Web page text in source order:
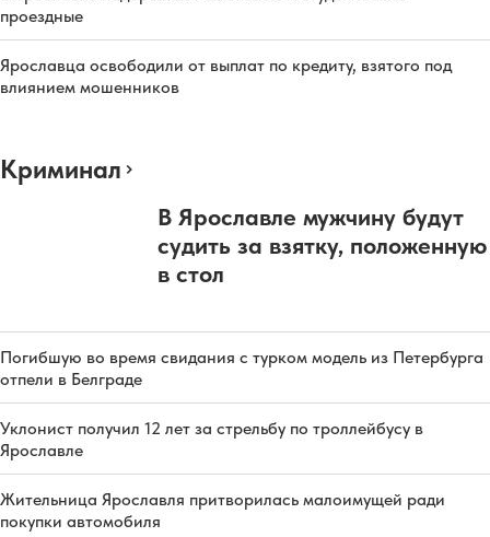
проездные
Ярославца освободили от выплат по кредиту, взятого под
влиянием мошенников
Криминал
В Ярославле мужчину будут
судить за взятку, положенную
в стол
Погибшую во время свидания с турком модель из Петербурга
отпели в Белграде
Уклонист получил 12 лет за стрельбу по троллейбусу в
Ярославле
Жительница Ярославля притворилась малоимущей ради
покупки автомобиля